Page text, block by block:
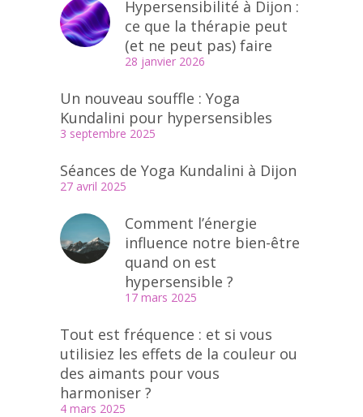
Hypersensibilité à Dijon :
ce que la thérapie peut
(et ne peut pas) faire
28 janvier 2026
Un nouveau souffle : Yoga
Kundalini pour hypersensibles
3 septembre 2025
Séances de Yoga Kundalini à Dijon
27 avril 2025
Comment l’énergie
influence notre bien-être
quand on est
hypersensible ?
17 mars 2025
Tout est fréquence : et si vous
utilisiez les effets de la couleur ou
des aimants pour vous
harmoniser ?
4 mars 2025